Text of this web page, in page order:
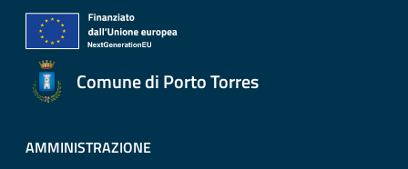
Comune di Porto Torres
AMMINISTRAZIONE